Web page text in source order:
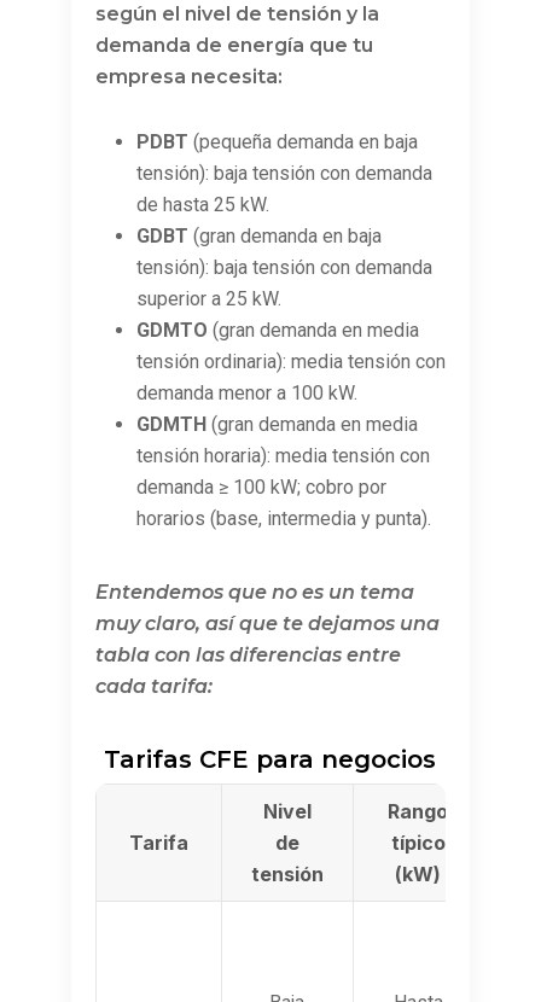
según el nivel de tensión y la
demanda de energía que tu
empresa necesita:
PDBT (pequeña demanda en baja
tensión): baja tensión con demanda
de hasta 25 kW.
GDBT (gran demanda en baja
tensión): baja tensión con demanda
superior a 25 kW.
GDMTO (gran demanda en media
tensión ordinaria): media tensión con
demanda menor a 100 kW.
GDMTH(gran demanda en media
tensión horaria): media tensión con
demanda ≥ 100 kW; cobro por
horarios (base, intermedia y punta).
Entendemos que no es un tema
muy claro, así que te dejamos una
tabla con las diferencias entre
cada tarifa:
Tarifas CFE para negocios
Tarifa
Nivel
de
tensión
Rango
típico
(kW)